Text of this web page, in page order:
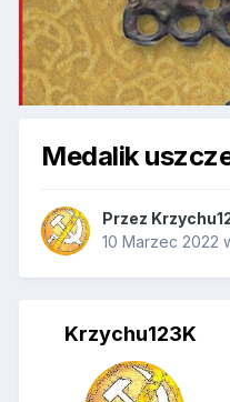
Medalik
Przez
10 Marzec 2022
Krzychu123K